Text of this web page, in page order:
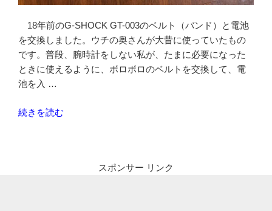
を
っ
て
み
た
編”
18年前のG-SHOCK GT-003のベルト（バンド）と電池
を交換しました。ウチの奥さんが大昔に使っていたもの
です。普段、腕時計をしない私が、たまに必要になった
ときに使えるように、ボロボロのベルトを交換して、電
池を入 …
“G-
続きを読む
スポンサー リンク